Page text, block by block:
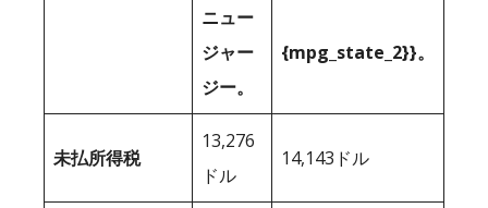
ニュー
ジャー
ジー。
{mpg_state_2}}。
未払所得税
13,276
ドル
14,143ドル